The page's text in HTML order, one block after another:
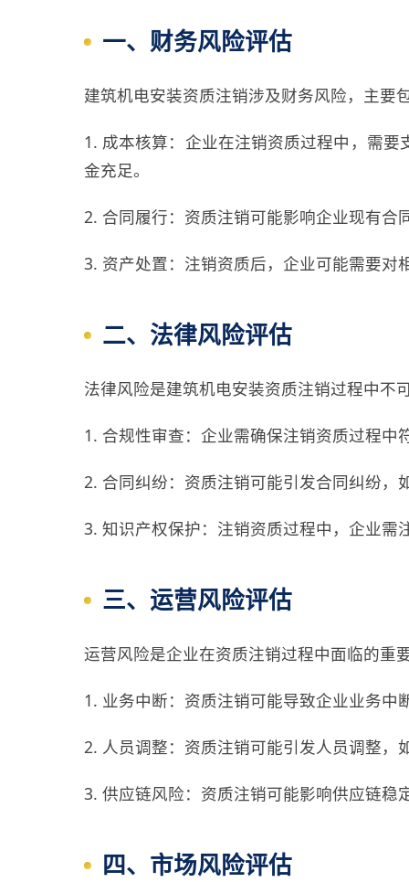
一、财务风险评估
建筑机电安装资质注销涉及财务风险，主要
1. 成本核算：企业在注销资质过程中，需
金充足。
2. 合同履行：资质注销可能影响企业现有
3. 资产处置：注销资质后，企业可能需要
二、法律风险评估
法律风险是建筑机电安装资质注销过程中不
1. 合规性审查：企业需确保注销资质过程
2. 合同纠纷：资质注销可能引发合同纠纷
3. 知识产权保护：注销资质过程中，企业
三、运营风险评估
运营风险是企业在资质注销过程中面临的重
1. 业务中断：资质注销可能导致企业业务
2. 人员调整：资质注销可能引发人员调整
3. 供应链风险：资质注销可能影响供应链
四、市场风险评估